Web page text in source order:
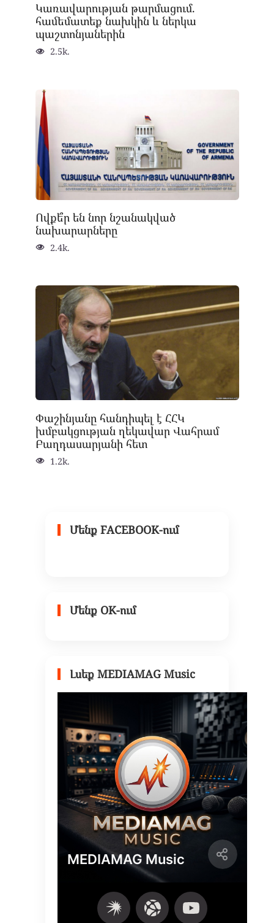
Կառավարության թարմացում.
համեմատեք նախկին և ներկա
պաշտոնյաներին
2.5k.
Ովքե՞ր են նոր նշանակված
նախարարները
2.4k.
Փաշինյանը հանդիպել է ՀՀԿ
խմբակցության ղեկավար Վահրամ
Բաղդասարյանի հետ
1.2k.
Մենք FACEBOOK-ում
Մենք OK-ում
Լսեք MEDIAMAG Music